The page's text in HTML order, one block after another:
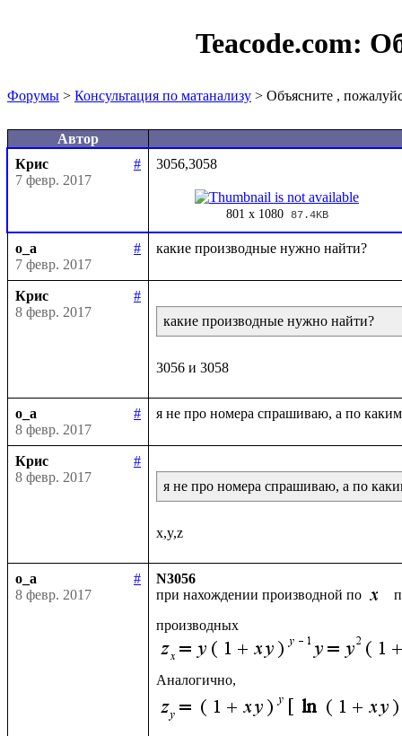
Teacode.com:
Форумы > Консультация по матанализу > Объясните ,
Автор
Крис
#
7 февр. 2017
801 x 1080 87.4KB
o_a
#
7 февр. 2017
Крис
#
8 февр. 2017
какие производные нужно найти?
o_a
#
8 февр. 2017
Крис
#
8 февр. 2017
я не про номера спрашиваю, а по
o_a
#
8 февр. 2017
N3056
при нахождении производной по